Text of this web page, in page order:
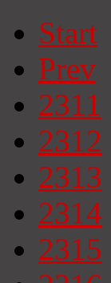
Start
Prev
2311
2312
2313
2314
2315